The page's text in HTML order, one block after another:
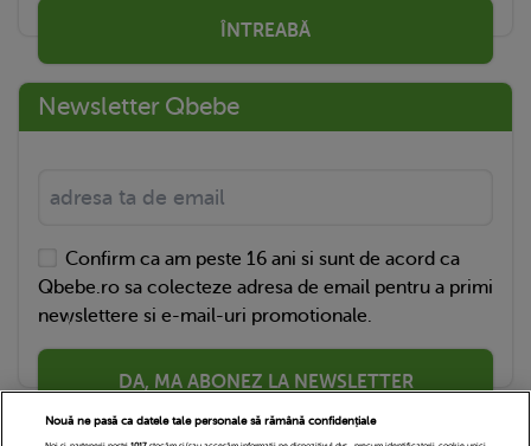
ÎNTREABĂ
Newsletter Qbebe
Confirm ca am peste 16 ani si sunt de acord ca
Qbebe.ro sa colecteze adresa de email pentru a primi
newslettere si e-mail-uri promotionale.
DA, MA ABONEZ LA NEWSLETTER
Nouă ne pasă ca datele tale personale să rămână confidențiale